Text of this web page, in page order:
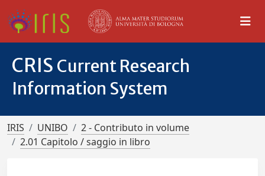
CRIS Current Research
Information System
IRIS UNIBO
2 - Contributo in volume
2.01 Capitolo / saggio in libro